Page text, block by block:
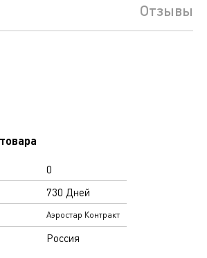
Отзывы
0
730 Дней
Аэростар Контракт
Россия